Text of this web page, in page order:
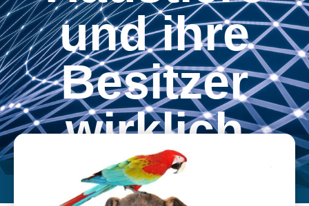
und ihre
Besitzer
wirklich
wollen